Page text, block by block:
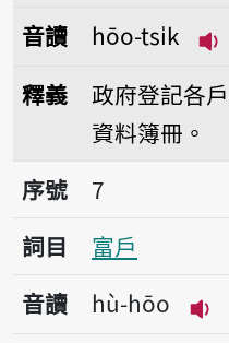
音讀
hōo-tsi̍k
釋義
政府登記各
資料簿冊。
序號7富戶
序號
7
詞目
富戶
音讀
hù-hōo